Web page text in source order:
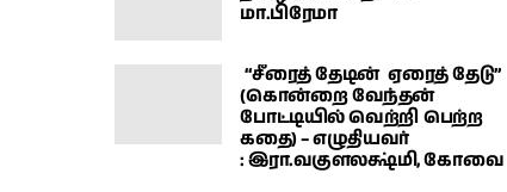
மா.பிரேமா
“சீரைத் தேடின் ஏரைத் தேடு”
(கொன்றை வேந்தன்
போட்டியில் வெற்றி பெற்ற
கதை) – எழுதியவர்
: இரா.வகுளலக்ஷ்மி, கோவை